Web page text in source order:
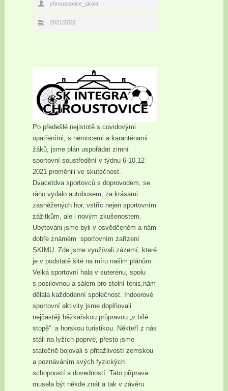
chroustovice_skola
2021/2022
Po předešlé nejistotě s covidovými
opatřeními, s nemocemi a karanténami
žáků, jsme plán uspořádat zimní
sportovní soustředění v týdnu 6-10.12
2021 proměnili ve skutečnost.
Dvacetdva sportovců s doprovodem, se
ráno vydalo autobusem, za krásami
zasněžených hor, vstříc nejen sportovním
zážitkům, ale i novým zkušenostem.
Ubytováni jsme byli v osvědčeném a nám
dobře známém sportovním zařízení
SKIMU. Zde jsme využívali zázemí, které
je v podstatě šité na míru našim plánům.
Velká sportovní hala v suterénu, spolu
s posilovnou a sálem pro stolní tenis,nám
dělala každodenní společnost. Indoorové
sportovní aktivity jsme doplňovali
nejčastěji běžkařskou průpravou „v bílé
stopě“ a horskou turistikou. Někteří z nás
stáli na lyžích poprvé, přesto jsme
statečně bojovali s přitažlivostí zemskou
a poznáváním svých fyzických
schopností a dovedností. Tato příprava
musela být někde znát a tak v závěru